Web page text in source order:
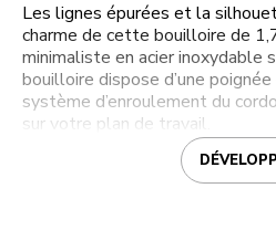
Les lignes épurées et la
charme de cette bouilloire de
minimaliste en acier inoxydable
bouilloire dispose d’une
système d’enroulement du
sur votre plan de travail.